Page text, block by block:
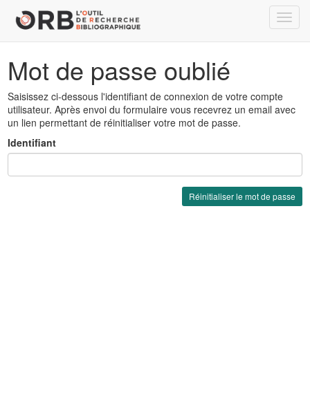
Mot de passe oublié
Saisissez ci-dessous l'identifiant de connexion de votre compte
utilisateur. Après envoi du formulaire vous recevrez un email avec
un lien permettant de réinitialiser votre mot de passe.
Identifiant